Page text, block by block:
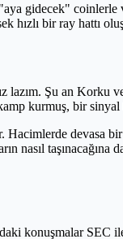
gidecek"
hızlı bir ray hattı
lazım. Şu an
kurmuş, bir
devasa
nasıl
konuşmalar SEC